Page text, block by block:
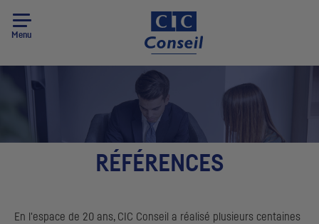
Menu
RÉFÉRENCES
En l'espace de 20 ans, CIC Conseil a réalisé plusieurs centaines